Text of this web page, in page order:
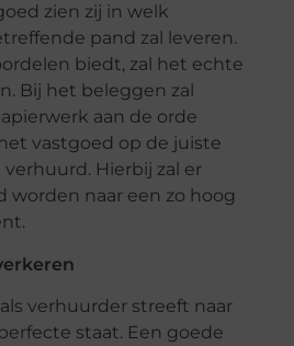
zien zij in welk
pand zal leveren.
biedt, zal het echte
Bij het beleggen zal
aan de orde
vastgoed op de juiste
Hierbij zal er
worden naar een zo hoog
verhuurder streeft naar
staat. Een goede